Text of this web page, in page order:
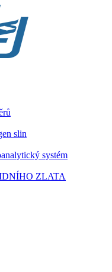
slin
systém
ZLATA